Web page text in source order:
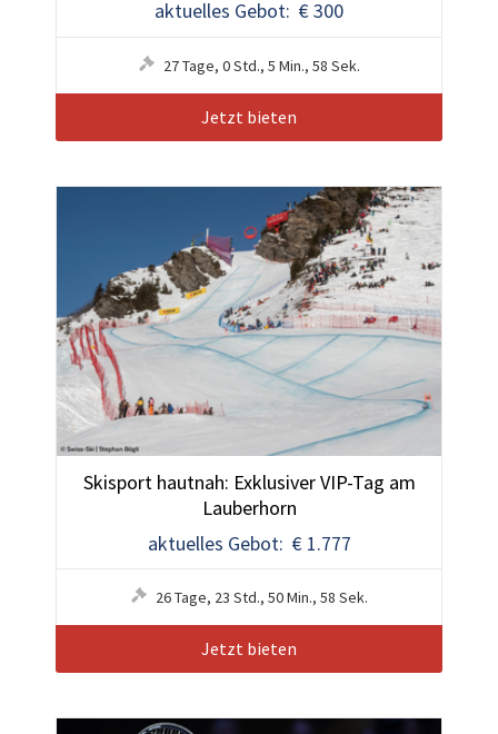
aktuelles Gebot: € 300
27Tage, 0Std., 5 Min., 55 Sek.
Jetzt bieten
Skisport hautnah: Exklusiver VIP-Tag am
Lauberhorn
aktuelles Gebot: € 1.777
26Tage, 23 Std., 50Min., 55 Sek.
Jetzt bieten